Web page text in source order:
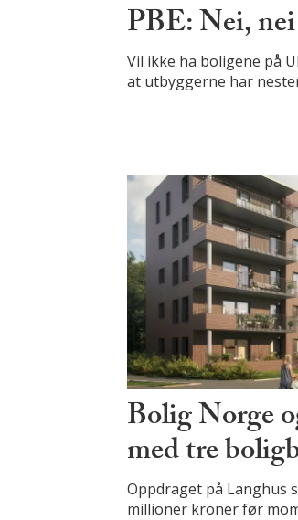
PBE: Nei,
Vil ikke ha boligene på
at utbyggerne har
Bolig Norge
med tre
Oppdraget på Langhus
millioner kroner før